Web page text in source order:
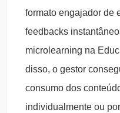
formato engajador de
feedbacks
microlearning na
disso, o gestor
consumo dos
individualmente ou